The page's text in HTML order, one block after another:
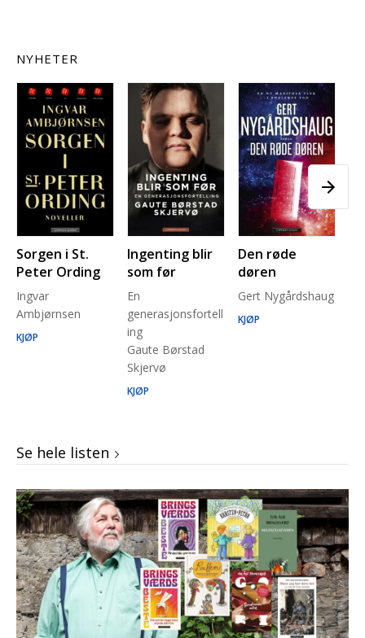
NYHETER
Sorgen i St.
Peter Ording
Ingvar
Ambjørnsen
KJØP
Ingenting blir
som før
En
generasjonsfortell
ing
Gaute Børstad
Skjervø
KJØP
Den røde
døren
Gert Nygårdshaug
KJØP
Se hele listen